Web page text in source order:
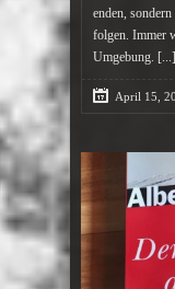
enden,
folgen. Immer
Umgebung. [...]
April 15,